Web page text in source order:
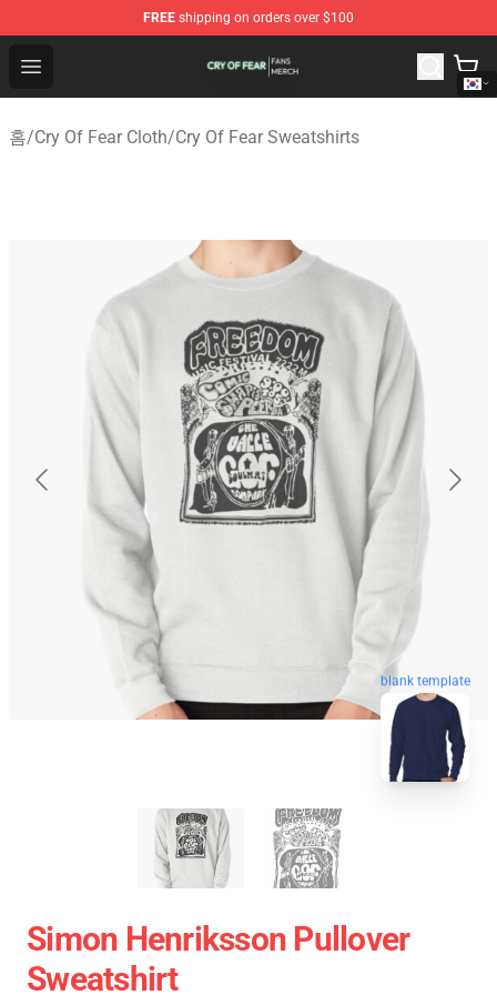
FREE shipping on orders over $100
Open menu
Cry Of Fear Shop - Official Cry Of Fear Merchandise Store
홈/Cry Of Fear Cloth/Cry Of Fear Sweatshirts
blank template
Simon Henriksson Pullover
Sweatshirt